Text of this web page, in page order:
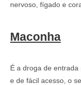
nervoso, fígado e
Maconha
É a droga de
e de fácil acesso, o